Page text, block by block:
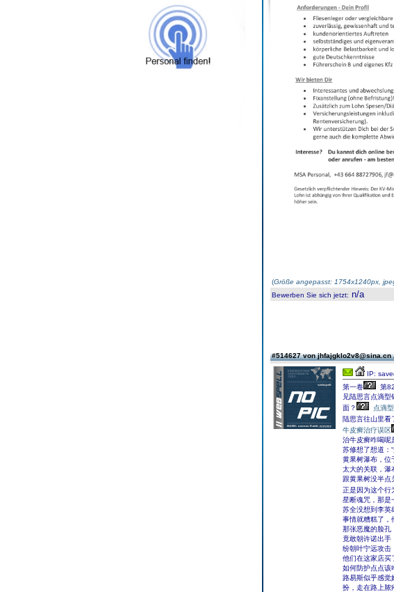
(Größe angepasst: 1754x1240px,
Bewerben Sie sich jetzt: n/a
#514627 von jhfajgklo2v8@sina.cn
IP:
第一卷
第
见陆思言点滴
面？
点滴
陆思言往山里看
牛皮癣治疗误区
治牛皮癣咋喝呢
苏修想了想道：
黄果树瀑布，
太大的关联，瀑
跟黄果树没半点
正是因为这个行
星断魂咒，那是
苏全没想到李英
事情就糟糕了，
那张恶魔的脸孔
竟敢朝许诺出手
纷朝叶宁远攻击
他们在这家店买
如何防护点点该
路易斯似乎感觉
扮，走在路上脓